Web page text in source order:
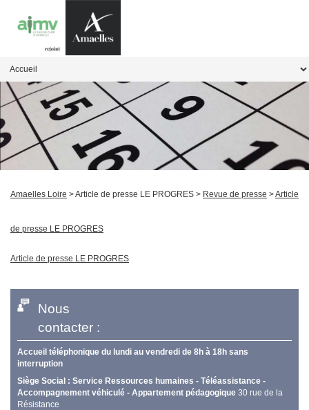
Amaelles Loire > Article de presse LE PROGRES > Revue de presse >Article
de presse LE PROGRES
Article de presse LE PROGRES
Nous
contacter :
Accueil téléphonique du lundi au vendredi de 8h à 18h sans
interruption
Siège Social : Service Ressources humaines - Téléassistance -
Accompagnement véhiculé - Appartement pédagogique 30 rue de la
Résistance